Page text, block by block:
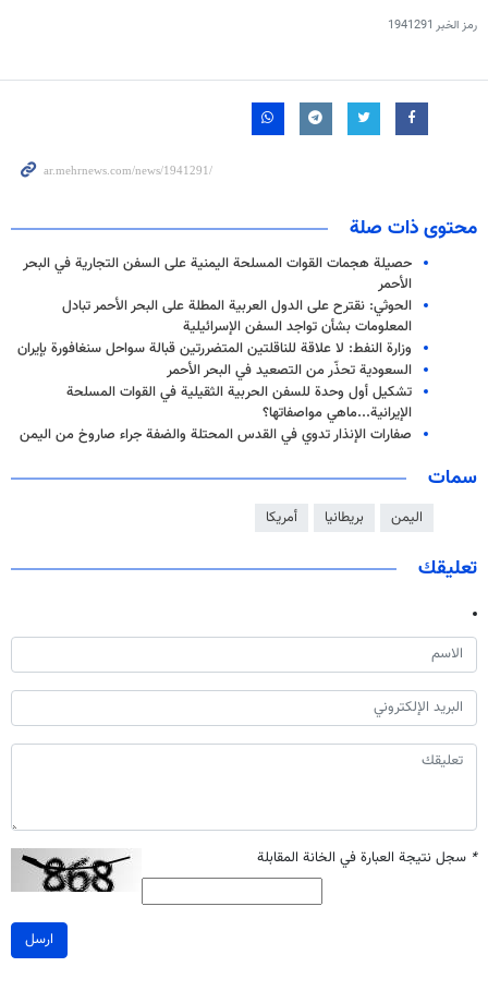
رمز الخبر 1941291
محتوى ذات صلة
حصيلة هجمات القوات المسلحة اليمنية على السفن التجارية في البحر
الأحمر
الحوثي: نقترح على الدول العربية المطلة على البحر الأحمر تبادل
المعلومات بشأن تواجد السفن الإسرائيلية
وزارة النفط: لا علاقة للناقلتين المتضررتين قبالة سواحل سنغافورة بإيران
السعودية تحذّر من التصعيد في البحر الأحمر
تشكيل أول وحدة للسفن الحربية الثقيلية في القوات المسلحة
الإيرانية...ماهي مواصفاتها؟
صفارات الإنذار تدوي في القدس المحتلة والضفة جراء صاروخ من اليمن
سمات
اليمن بريطانيا أمريكا
تعليقك
* سجل نتيجة العبارة في الخانة المقابلة
ارسل